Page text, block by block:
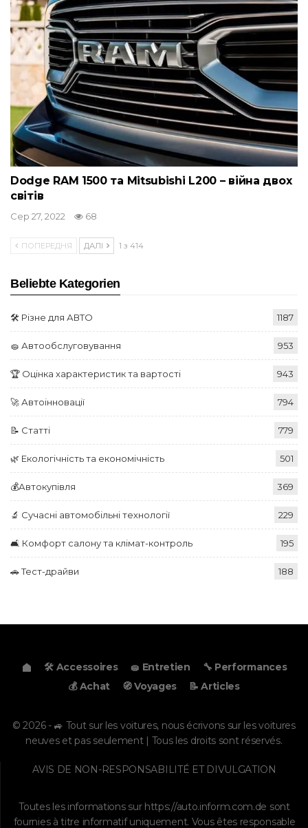
Dodge RAM 1500 та Mitsubishi L200 – війна двох
світів
Сер 27, 2022 68
ПОПЕРЕДНЯ ДАЛІ 1 з 414
Beliebte Kategorien
🛠️ Різне для АВТО 1187
🧽 Автообслуговування 953
🏆 Оцінка характеристик та вартості 943
🚀 Автоінновації 794
📝 Статті 779
🌿 Екологічність та економічність 501
💰Автокупівля 369
🔬 Сучасні автомобільні технології 229
🛋️ Комфорт салону та клімат-контроль 195
🚗 Тест-драйви 188
🛠️ Accessoires 🧽 Entretien
🔧 Performances
💰 Achat
🧭 Voyages 📝 Articles
© 2026 - 🚙 Tout sur les voitures, nous écrivons sur les voitures
neuves et pas seulement | Tous les droits sont réservés.
AVIS DE NON-RESPONSABILITÉ ET DIVULGATION
Toutes les informations sur https://auto.inform.com.de sont
fournies à titre informatif uniquement. Vous êtes responsable